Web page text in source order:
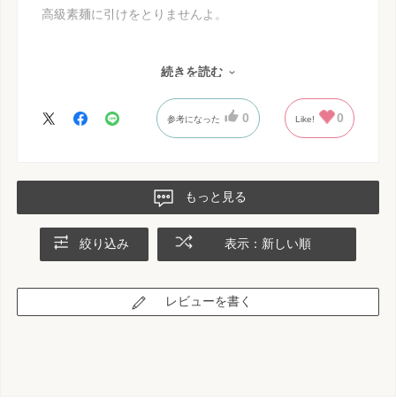
高級素麺に引けをとりませんよ。
米粉が入ってるとのことで購入しました。
素麺の米粉の配合をもう少し増やす事は無理なのかな
お煎餅はどれを食べても美味しいです。
続きを読む
参考になった 0 Like! 0
もっと見る
絞り込み 表示：新しい順
レビューを書く